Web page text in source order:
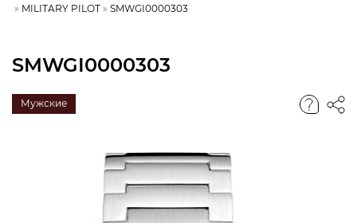
MILITARY PILOT
SMWGI0000303
SMWGI0000303
Мужские